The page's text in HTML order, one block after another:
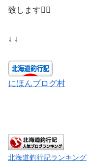
致します🙇‍♀️
↓ ↓
にほんブログ村
北海道釣行記ランキング